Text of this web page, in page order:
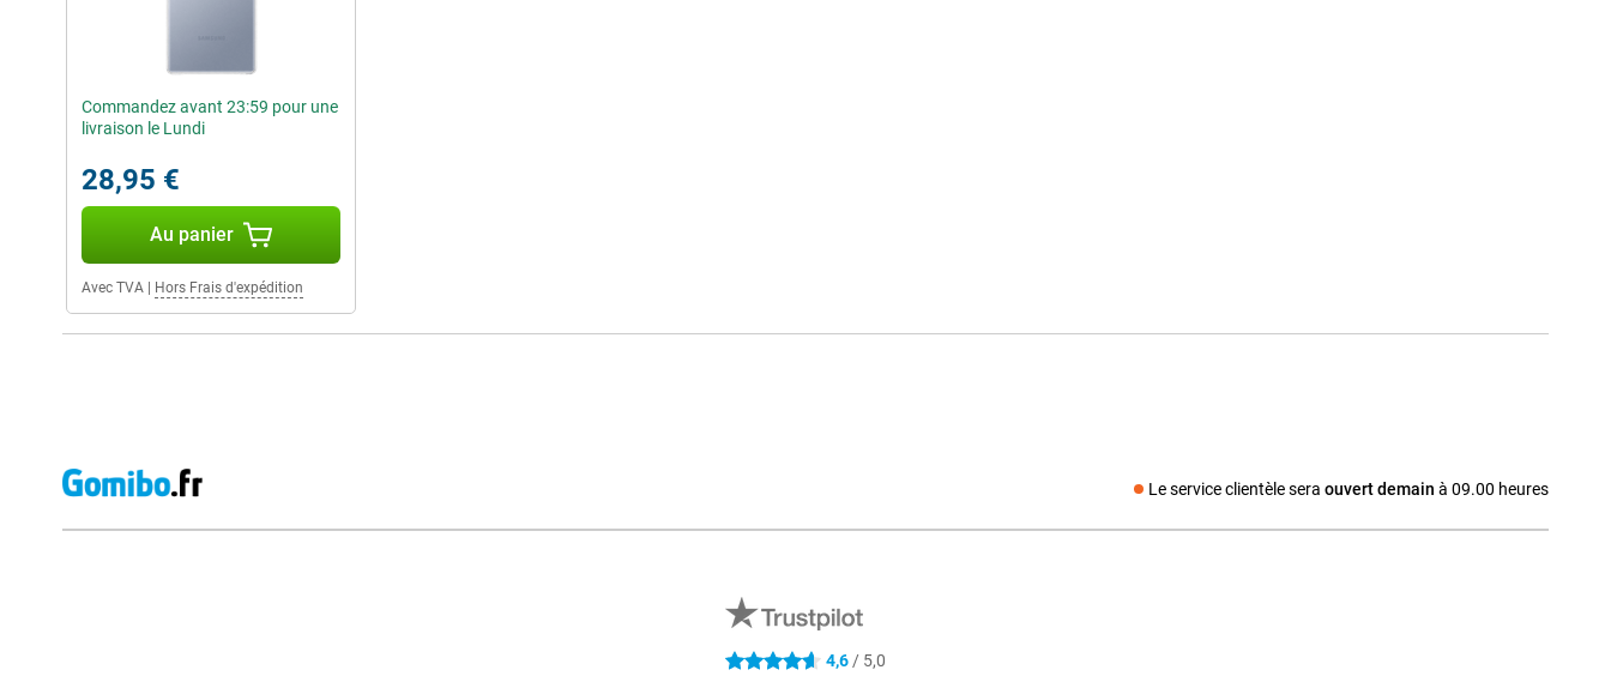
Commandez avant 23:59 pour une
livraison le Lundi
28,95 €
Au panier
Avec TVA Hors Frais d'expédition
Le service clientèle sera ouvert demain à 09.00 heures
Média social
4.6 étoiles 4,6 / 5,0